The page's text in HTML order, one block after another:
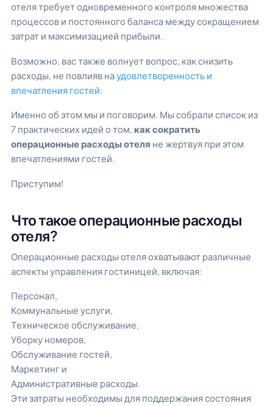
отеля требует одновременного контроля множества
процессов и постоянного баланса между сокращением
затрат и максимизацией прибыли.
Возможно, вас также волнует вопрос, как снизить
расходы, не повлияв наудовлетворенность и
впечатления гостей.
Именно об этом мы и поговорим. Мы собрали список из
7 практических идей о том, как сократить
операционные расходы отеля не жертвуя при этом
впечатлениями гостей.
Приступим!
Что такое операционные расходы
отеля?
Операционные расходы отеля охватывают различные
аспекты управления гостиницей, включая:
Персонал,
Коммунальные услуги,
Техническое обслуживание,
Уборку номеров,
Обслуживание гостей,
Маркетинг и
Административные расходы.
Эти затраты необходимы для поддержания состояния